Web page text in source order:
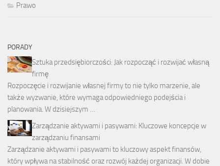
Prawo
PORADY
Sztuka przedsiębiorczości: Jak rozpocząć i rozwijać własną
firmę
Rozpoczęcie i rozwijanie własnej firmy to nie tylko marzenie, ale
także wyzwanie, które wymaga odpowiedniego podejścia i
planowania. W dzisiejszym …
Zarządzanie aktywami i pasywami: Kluczowe koncepcje w
zarządzaniu finansami
Zarządzanie aktywami i pasywami to kluczowy aspekt finansów,
który wpływa na stabilność oraz rozwój każdej organizacji. W dobie